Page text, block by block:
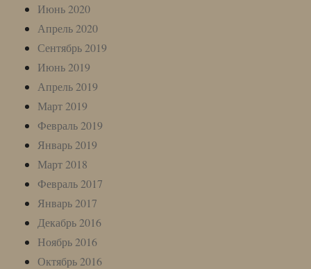
Июнь 2020
Апрель 2020
Сентябрь 2019
Июнь 2019
Апрель 2019
Март 2019
Февраль 2019
Январь 2019
Март 2018
Февраль 2017
Январь 2017
Декабрь 2016
Ноябрь 2016
Октябрь 2016